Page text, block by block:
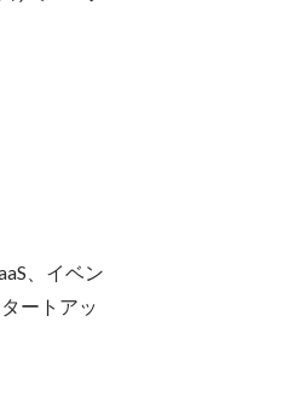
、イベン
ートアッ